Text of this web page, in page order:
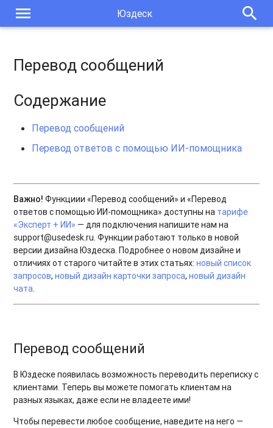
menu
Новый формат публикации обновлений
Юздеск search
Перевод сообщений
Содержание
Перевод сообщений
Перевод ответов с помощью ИИ-помощника
Важно! Функциии «Перевод сообщений» и «Перевод
ответов с помощью ИИ-помощника» доступны на тарифе
«Эксперт + ИИ» — для подключения напишите нам на
support@usedesk.ru. Функции работают только в новой
версии дизайна Юздеска. Подробнее о новом дизайне и
отличиях от старого читайте в этих статьях:новый список
запросов,новый дизайн карточки запроса,новый дизайн
чата.
Перевод сообщений
В Юздеске появилась возможность переводить переписку с
клиентами. Теперь вы можете помогать клиентам на
разных языках, даже если не владеете ими!
Чтобы перевести любое сообщение, наведите на него —